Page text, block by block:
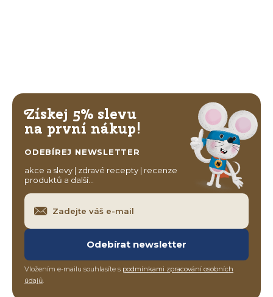
Získej 5% slevu
na první nákup!
ODEBÍREJ NEWSLETTER
akce a slevy | zdravé recepty | recenze
produktů a další…
Odebírat newsletter
Vložením e-mailu souhlasíte s podmínkami zpracování osobních
údajů.